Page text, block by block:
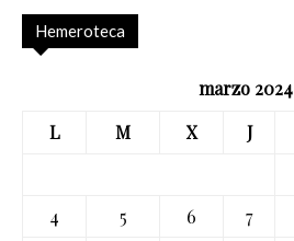
Hemeroteca
marzo 2024
L
M X J
4
5 6 7